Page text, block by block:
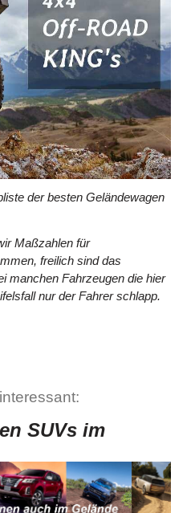
der besten Geländewagen
Maßzahlen für
freilich sind das
manchen Fahrzeugen die hier
nur der Fahrer schlapp.
SUVs im